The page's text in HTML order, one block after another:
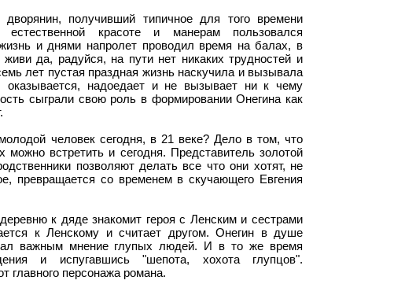
получивший типичное для того времени
красоте и манерам пользовался
и днями напролет проводил время на балах, в
да, радуйся, на пути нет никаких трудностей и
лет пустая праздная жизнь наскучила и вызывала
надоедает и не вызывает ни к чему
сыграли свою роль в формировании Онегина как
человек сегодня, в 21 веке? Дело в том, что
встретить и сегодня. Представитель золотой
позволяют делать все что они хотят, не
превращается со временем в скучающего Евгения
к дяде знакомит героя с Ленским и сестрами
к Ленскому и считает другом. Онегин в душе
важным мнение глупых людей. И в то же время
и испугавшись "шепота, хохота глупцов".
главного персонажа романа.